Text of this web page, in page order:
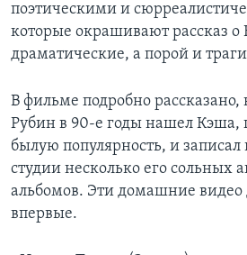
поэтическими и
которые окрашивают рассказ о
драматические, а порой и
В фильме подробно
Рубин в 90-е годы нашел Кэша,
былую популярность, и
студии несколько его сольных
альбомов. Эти домашние видео
впервые.